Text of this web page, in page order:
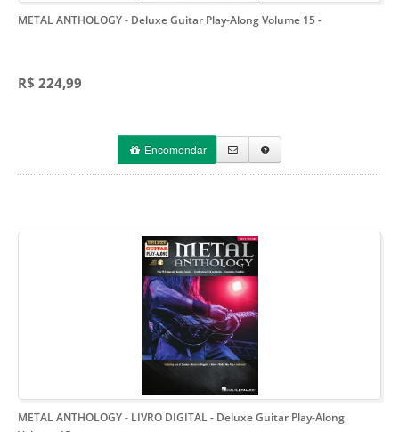
METAL ANTHOLOGY - Deluxe Guitar Play-Along Volume 15-
R$ 224,99
Encomendar
METAL ANTHOLOGY - LIVRO DIGITAL- Deluxe Guitar Play-Along